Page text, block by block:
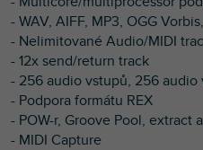
- WAV, AIFF, MP3, OGG
- Nelimitované Audio/MIDI
- 12x send/return track
- 256 audio vstupů, 256 audio
- Podpora formátu REX
- POW-r, Groove Pool, extract
- MIDI Capture